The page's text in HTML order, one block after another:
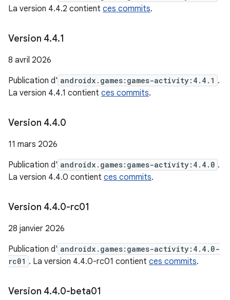
La version 4.4.2 contient ces commits.
Version 4.4.1
8 avril 2026
Publication d' androidx.games:games-activity:4.4.1 .
La version 4.4.1 contient ces commits.
Version 4.4.0
11 mars 2026
Publication d' androidx.games:games-activity:4.4.0 .
La version 4.4.0 contient ces commits.
Version 4.4.0-rc01
28 janvier 2026
Publication d' androidx.games:games-activity:4.4.0-
rc01 . La version 4.4.0-rc01 contient ces commits.
Version 4.4.0-beta01